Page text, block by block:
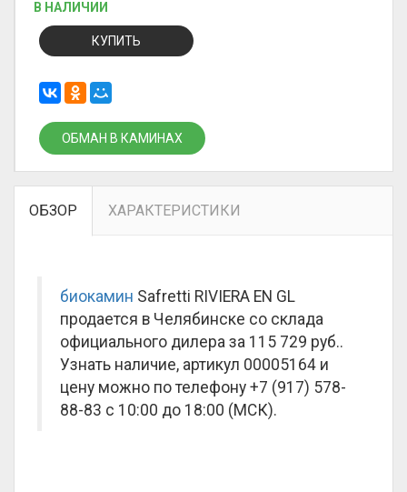
В НАЛИЧИИ
КУПИТЬ
ОБМАН В КАМИНАХ
ОБЗОР ХАРАКТЕРИСТИКИ
биокамин Safretti RIVIERA EN GL
продается в Челябинске со склада
официального дилера за 115 729 руб..
Узнать наличие, артикул 00005164 и
цену можно по телефону +7 (917) 578-
88-83 с 10:00 до 18:00 (МСК).